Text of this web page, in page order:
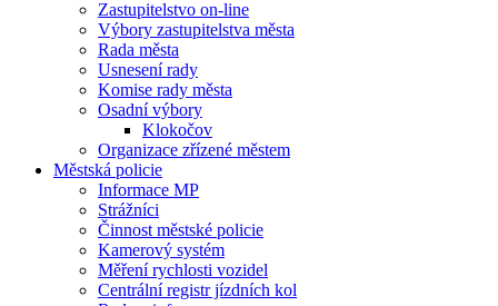
Zastupitelstvo on-line
Výbory zastupitelstva města
Rada města
Usnesení rady
Komise rady města
Osadní výbory
Klokočov
Organizace zřízené městem
Městská policie
Informace MP
Strážníci
Činnost městské policie
Kamerový systém
Měření rychlosti vozidel
Centrální registr jízdních kol